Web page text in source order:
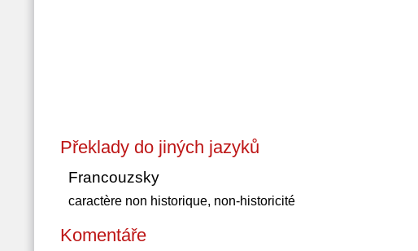
Překlady do jiných jazyků
Francouzsky
caractère non historique, non-historicité
Komentáře